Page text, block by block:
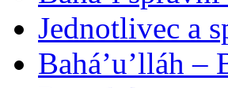
Jednotlivec a
Bahá’u’lláh –